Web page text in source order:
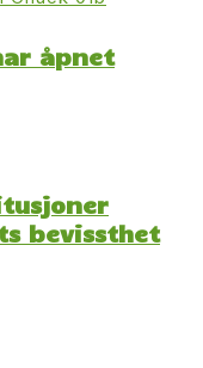
åpnet
bevissthet